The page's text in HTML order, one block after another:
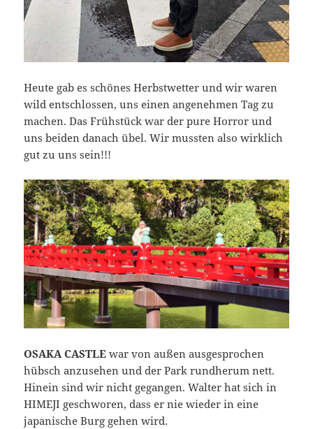
Heute gab es schönes Herbstwetter und wir waren
wild entschlossen, uns einen angenehmen Tag zu
machen. Das Frühstück war der pure Horror und
uns beiden danach übel. Wir mussten also wirklich
gut zu uns sein!!!
OSAKA CASTLE war von außen ausgesprochen
hübsch anzusehen und der Park rundherum nett.
Hinein sind wir nicht gegangen. Walter hat sich in
HIMEJI geschworen, dass er nie wieder in eine
japanische Burg gehen wird.